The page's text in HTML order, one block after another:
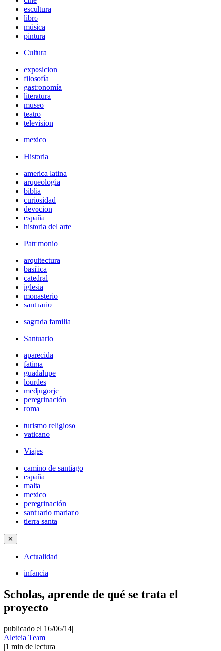
escultura
libro
música
pintura
Cultura
exposicion
filosofía
gastronomía
literatura
museo
teatro
television
mexico
Historia
america latina
arqueologia
biblia
curiosidad
devocion
españa
historia del arte
Patrimonio
arquitectura
basilica
catedral
iglesia
monasterio
santuario
sagrada familia
Santuario
aparecida
fatima
guadalupe
lourdes
medjugorje
peregrinación
roma
turismo religioso
vaticano
Viajes
camino de santiago
españa
malta
mexico
peregrinación
santuario mariano
tierra santa
✕
Actualidad
infancia
Scholas, aprende de qué se trata el
proyecto
publicado el 16/06/14|
Aleteia Team
|1 min de lectura